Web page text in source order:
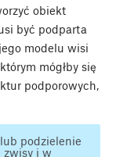
obiekt
być podparta
modelu wisi
mógłby się
podporowych,
podzielenie
zwisy i w